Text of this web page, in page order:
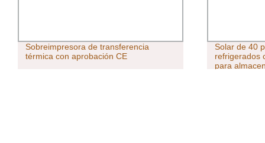
Sobreimpresora de transferencia
térmica con aprobación CE
Solar de 40
refrigerados
para